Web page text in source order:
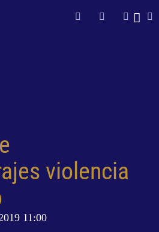
FacebookInstagram
X
violencia
11:00